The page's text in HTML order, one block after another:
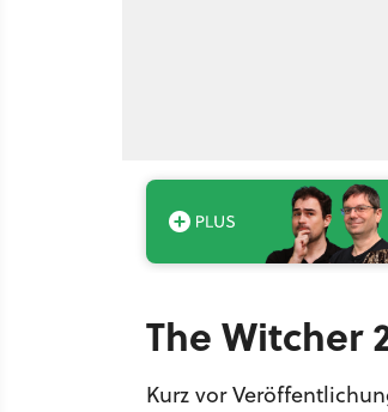
The Witcher
Kurz vor